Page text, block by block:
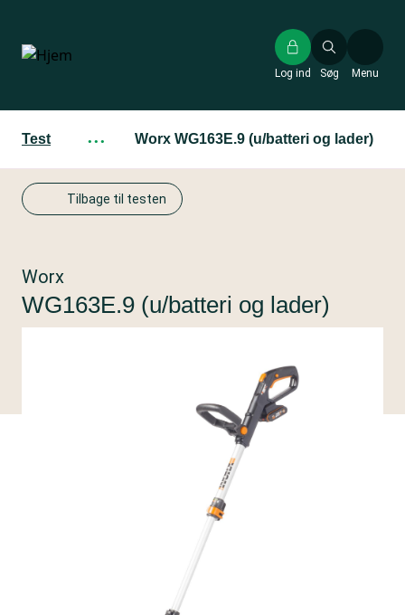
hovedindhold
Søg
Log ind Menu
Test ··· Worx WG163E.9 (u/batteri og lader)
Tilbage til testen
Worx
WG163E.9 (u/batteri og lader)